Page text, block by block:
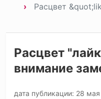
Расцвет
Расцвет
внимание
дата публикации: 28